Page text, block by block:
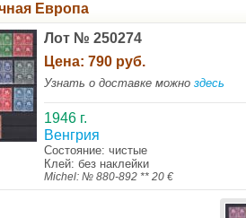
Европа
Лот № 250274
Цена: 790 руб.
Узнать о доставке можно здесь
1946 г.
Венгрия
Состояние: чистые
Клей: без наклейки
Michel: № 880-892 ** 20 €